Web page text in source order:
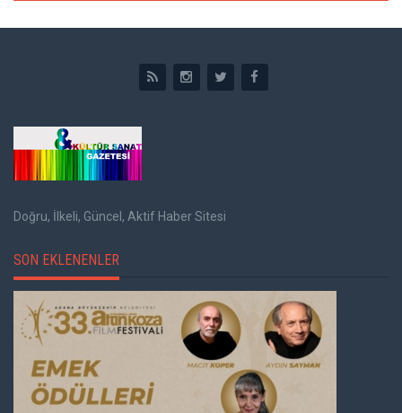
Doğru, İlkeli, Güncel, Aktif Haber Sitesi
SON EKLENENLER